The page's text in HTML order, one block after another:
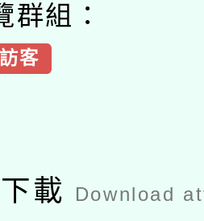
群組：
訪客
載 Download